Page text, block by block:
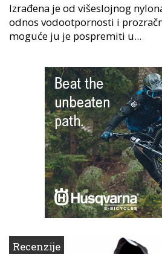
Izrađena je od višeslojnog
odnos vodootpornosti i
moguće ju je pospremiti u...
Recenzije